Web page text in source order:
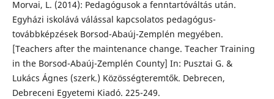
Morvai, L. (2014): Pedagógusok a fenntartóváltás után.
Egyházi iskolává válással kapcsolatos pedagógus-
továbbképzések Borsod-Abaúj-Zemplén megyében.
[Teachers after the maintenance change. Teacher Training
in the Borsod-Abaúj-Zemplén County] In: Pusztai G. &
Lukács Ágnes (szerk.) Közösségteremtők. Debrecen,
Debreceni Egyetemi Kiadó. 225-249.